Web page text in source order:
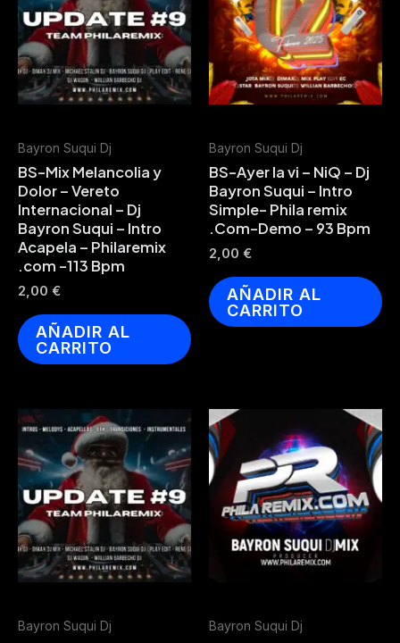
Bayron Suqui Dj
BS-Mix Melancolia y
Dolor – Vereto
Internacional – Dj
Bayron Suqui – Intro
Acapela – Philaremix
.com -113 Bpm
2,00 €
AÑADIR AL
CARRITO
Bayron Suqui Dj
BS-Ayer la vi – NiQ – Dj
Bayron Suqui – Intro
Simple- Phila remix
.Com-Demo – 93 Bpm
2,00 €
AÑADIR AL
CARRITO
Bayron Suqui Dj Bayron Suqui Dj